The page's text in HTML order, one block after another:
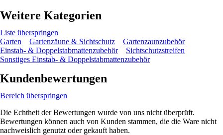
Weitere Kategorien
Liste überspringen
Garten
Gartenzäune & Sichtschutz
Gartenzaunzubehör
Einstab- & Doppelstabmattenzubehör
Sichtschutzstreifen
Sonstiges Einstab- & Doppelstabmattenzubehör
Kundenbewertungen
Bereich überspringen
Die Echtheit der Bewertungen wurde von uns nicht überprüft.
Bewertungen können auch von Kunden stammen, die die Ware nicht
nachweislich genutzt oder gekauft haben.